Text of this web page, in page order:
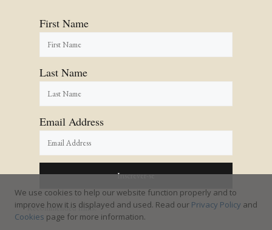
First Name
Last Name
Email Address
Recommended links:
We use cookies to help our website function properly and to
improve how it is displayed and used. Read our Privacy Policy and
Cookies page for more information.